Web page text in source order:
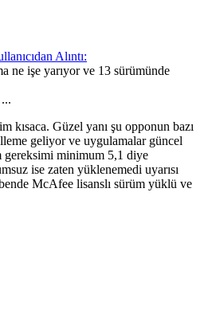
Alıntı:
ne işe yarıyor ve 13 sürümünde
kısaca. Güzel yanı şu opponun bazı
geliyor ve uygulamalar güncel
gereksimi minimum 5,1 diye
ise zaten yüklenemedi uyarısı
McAfee lisanslı sürüm yüklü ve